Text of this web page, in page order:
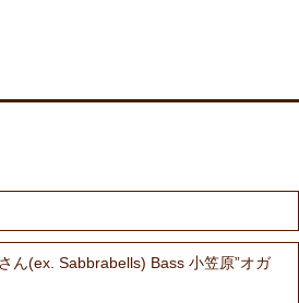
ん(ex. Sabbrabells) Bass 小笠原”オガ